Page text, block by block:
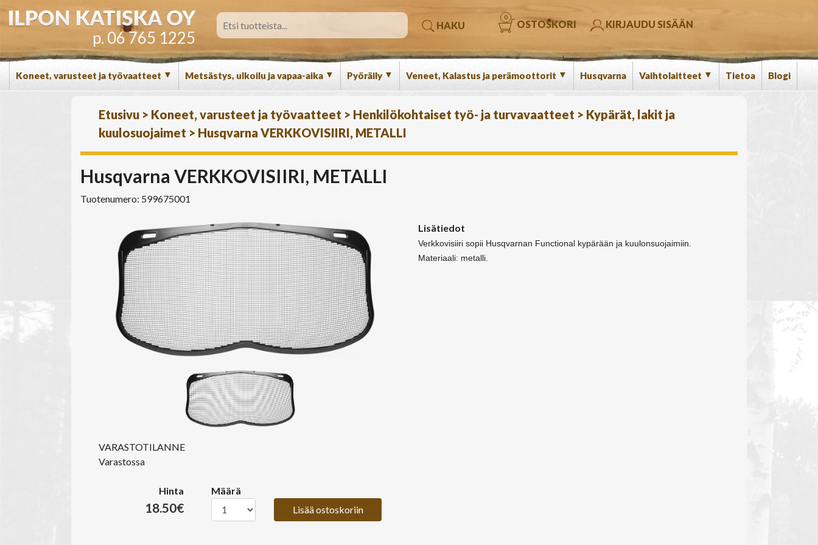
p. 06 765 1225
HAKU OSTOSKORI
0
KIRJAUDU SISÄÄN
Koneet, varusteet ja työvaatteet ▼ Metsästys, ulkoilu ja vapaa-aika ▼ Pyöräily ▼ Veneet, Kalastus ja perämoottorit ▼ Husqvarna Vaihtolaitteet ▼ Tietoa Blogi
Etusivu > Koneet, varusteet ja työvaatteet > Henkilökohtaiset työ- ja turvavaatteet > Kypärät, lakit ja
kuulosuojaimet > Husqvarna VERKKOVISIIRI, METALLI
Husqvarna VERKKOVISIIRI, METALLI
Tuotenumero: 599675001
VARASTOTILANNE
Varastossa
Hinta
18.50€
Määrä
Lisää ostoskoriin
Lisätiedot
Verkkovisiiri sopii Husqvarnan Functional kypärään ja kuulonsuojaimiin.
Materiaali: metalli.